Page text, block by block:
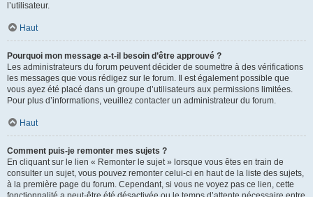
l’utilisateur.
Haut
Pourquoi mon message a-t-il besoin d’être approuvé ?
Les administrateurs du forum peuvent décider de soumettre à des vérifications
les messages que vous rédigez sur le forum. Il est également possible que
vous ayez été placé dans un groupe d’utilisateurs aux permissions limitées.
Pour plus d’informations, veuillez contacter un administrateur du forum.
Haut
Comment puis-je remonter mes sujets ?
En cliquant sur le lien « Remonter le sujet » lorsque vous êtes en train de
consulter un sujet, vous pouvez remonter celui-ci en haut de la liste des sujets,
à la première page du forum. Cependant, si vous ne voyez pas ce lien, cette